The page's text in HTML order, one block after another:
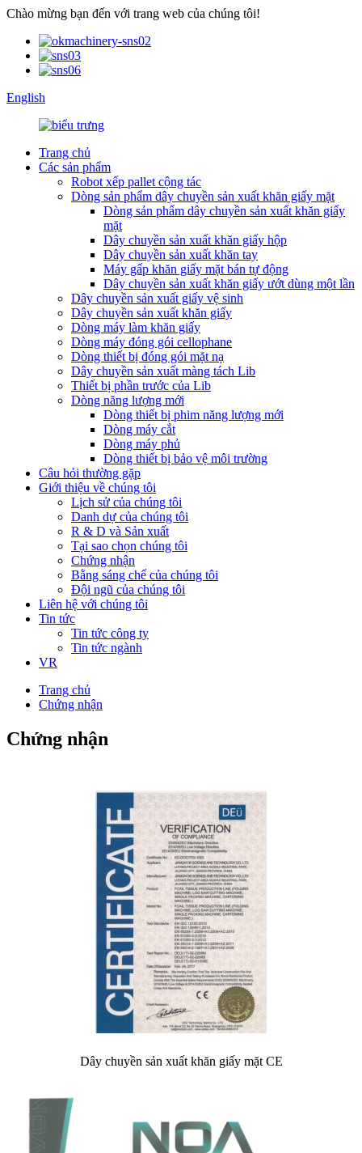
Chào mừng bạn đến với trang web của chúng tôi!
English
Trang chủ
Các sản phẩm
Robot xếp pallet cộng tác
Dòng sản phẩm dây chuyền sản xuất khăn giấy mặt
Dòng sản phẩm dây chuyền sản xuất khăn giấy
mặt
Dây chuyền sản xuất khăn giấy hộp
Dây chuyền sản xuất khăn tay
Máy gấp khăn giấy mặt bán tự động
Dây chuyền sản xuất khăn giấy ướt dùng một lần
Dây chuyền sản xuất giấy vệ sinh
Dây chuyền sản xuất khăn giấy
Dòng máy làm khăn giấy
Dòng máy đóng gói cellophane
Dòng thiết bị đóng gói mặt nạ
Dây chuyền sản xuất màng tách Lib
Thiết bị phần trước của Lib
Dòng năng lượng mới
Dòng thiết bị phim năng lượng mới
Dòng máy cắt
Dòng máy phủ
Dòng thiết bị bảo vệ môi trường
Câu hỏi thường gặp
Giới thiệu về chúng tôi
Lịch sử của chúng tôi
Danh dự của chúng tôi
R & D và Sản xuất
Tại sao chọn chúng tôi
Chứng nhận
Bằng sáng chế của chúng tôi
Đội ngũ của chúng tôi
Liên hệ với chúng tôi
Tin tức
Tin tức công ty
Tin tức ngành
VR
Trang chủ
Chứng nhận
Chứng nhận
Dây chuyền sản xuất khăn giấy mặt CE